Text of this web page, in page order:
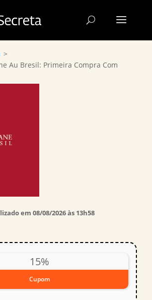
>
Au Bresil: Primeira Compra Com
em 08/08/2026 às 13h58
15%
Cupom